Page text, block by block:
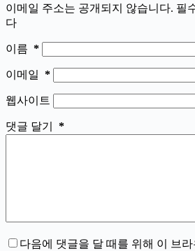
이메일 주소는 공개되지 않습니다. 필
다
이름 *
이메일 *
웹사이트
댓글 달기 *
다음에 댓글을 달 때를 위해 이 브